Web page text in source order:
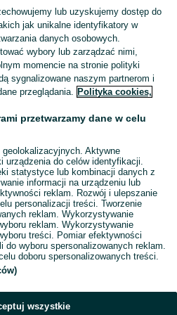
Sprzedaż styropianu i płyt styropianowych Oświęcim ▶️ Szeroki wybór produktów ✅ Nowe i używane w atrakcyjnych cenach ✌ Sprawdź oferty na OLX.pl! Zobacz
lub uzyskujemy dostęp do
jak unikalne identyfikatory w
danych osobowych.
wybory lub zarządzać nimi,
momencie na stronie polityki
sygnalizowane naszym partnerom i
przeglądania. Polityka cookies,
przetwarzamy dane w celu
geolokalizacyjnych. Aktywne
urządzenia do celów identyfikacji.
statystyce lub kombinacji danych z
informacji na urządzeniu lub
reklam. Rozwój i ulepszanie
personalizacji treści. Tworzenie
reklam. Wykorzystywanie
reklam. Wykorzystywanie
treści. Pomiar efektywności
do wyboru spersonalizowanych reklam.
doboru spersonalizowanych treści.
wszystkie